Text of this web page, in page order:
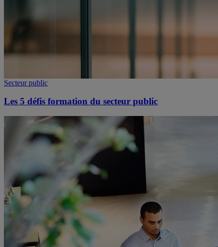
Secteur public
Les 5 défis formation du secteur public